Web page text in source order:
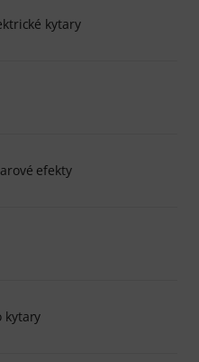
kytary
efekty
kytary